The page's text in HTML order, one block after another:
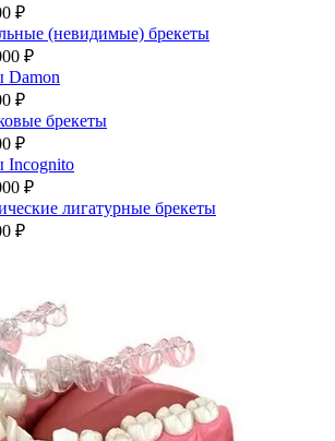
₽
(невидимые) брекеты
₽
Damon
₽
брекеты
₽
Incognito
₽
лигатурные брекеты
₽